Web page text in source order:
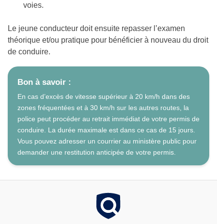
voies.
Le jeune conducteur doit ensuite repasser l’examen
théorique et/ou pratique pour bénéficier à nouveau du droit
de conduire.
Bon à savoir :
En cas d’excès de vitesse supérieur à 20 km/h dans des
zones fréquentées et à 30 km/h sur les autres routes, la
police peut procéder au retrait immédiat de votre permis de
conduire. La durée maximale est dans ce cas de 15 jours.
Vous pouvez adresser un courrier au ministère public pour
demander une restitution anticipée de votre permis.